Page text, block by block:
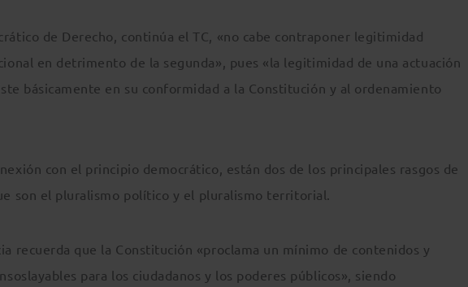
de Derecho, continúa el TC, «no cabe contraponer legitimidad
en detrimento de la segunda», pues «la legitimidad de una actuación
básicamente en su conformidad a la Constitución y al ordenamiento
con el principio democrático, están dos de los principales rasgos de
son el pluralismo político y el pluralismo territorial.
recuerda que la Constitución «proclama un mínimo de contenidos y
para los ciudadanos y los poderes públicos», siendo